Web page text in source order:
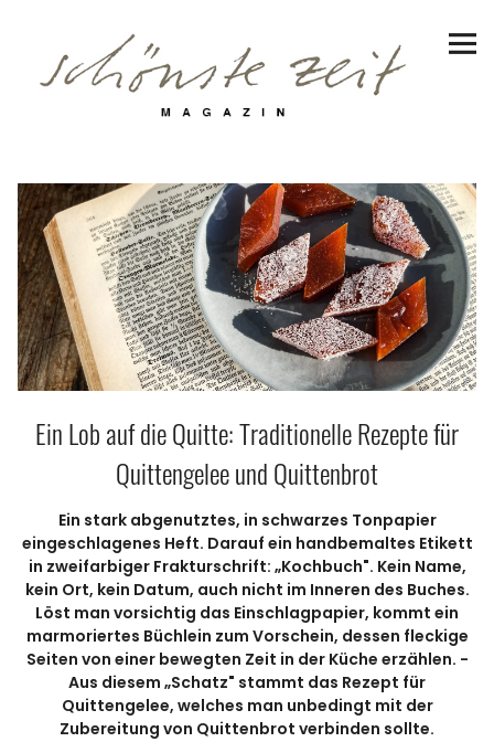
Reiseziele
Genuss
Lifestyle
Erlebnisse
FacebookInstagram
PinterestBlueskyThreads
Info
Ein Lob auf die Quitte: Traditionelle Rezepte für
Quittengelee und Quittenbrot
Ein stark abgenutztes, in schwarzes Tonpapier
eingeschlagenes Heft. Darauf ein handbemaltes Etikett
in zweifarbiger Frakturschrift: „Kochbuch". Kein Name,
kein Ort, kein Datum, auch nicht im Inneren des Buches.
Löst man vorsichtig das Einschlagpapier, kommt ein
marmoriertes Büchlein zum Vorschein, dessen fleckige
Seiten von einer bewegten Zeit in der Küche erzählen. -
Aus diesem „Schatz" stammt das Rezept für
Quittengelee, welches man unbedingt mit der
Zubereitung von Quittenbrot verbinden sollte.